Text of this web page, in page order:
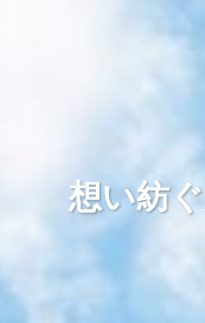
想い紡